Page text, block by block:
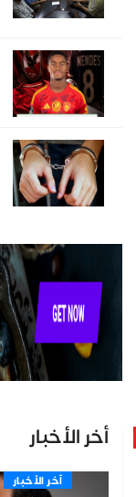
أخر الأخبار
اّخر الأخبار